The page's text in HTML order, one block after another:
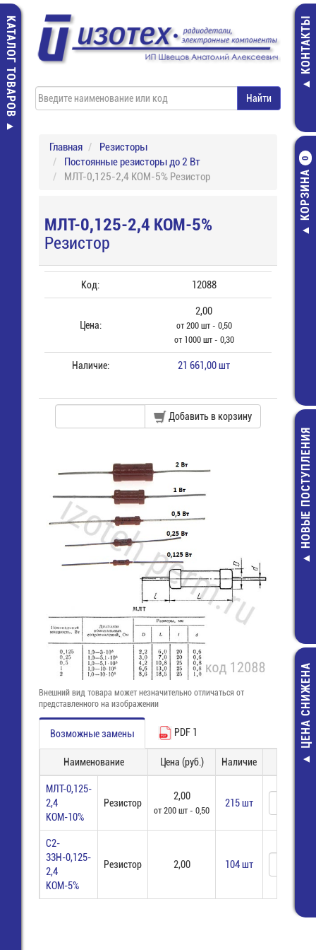
КАТАЛОГ ТОВАРОВ КОНТАКТЫ
КОРЗИНА
0
FSMD005-
НОВЫЕ ПОСТУПЛЕНИЯ
Клемма
10,00 руб.
ЦЕНА СНИЖЕНА
Главная
Резисторы
Постоянные резисторы до 2 Вт
МЛТ-0,125-2,4 КОМ-5% Резистор
МЛТ-0,125-2,4 КОМ-5%
Резистор
Код: 12088
Цена:
2,00
от 200 шт - 0,50
от 1000 шт - 0,30
Наличие: 21 661,00 шт
Добавить в корзину
Внешний вид товара может незначительно отличаться от
представленного на изображении
Возможные замены PDF 1
Наименование Цена (руб.) Наличие Заказ
МЛТ-0,125-
2,4
КОМ-10%
Резистор
2,00
от 200 шт - 0,50
215 шт
С2-
33Н-0,125-
2,4
КОМ-5%
Резистор 2,00 104 шт